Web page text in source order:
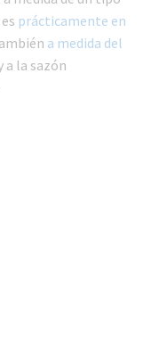
prácticamente en
a medida del
a la sazón